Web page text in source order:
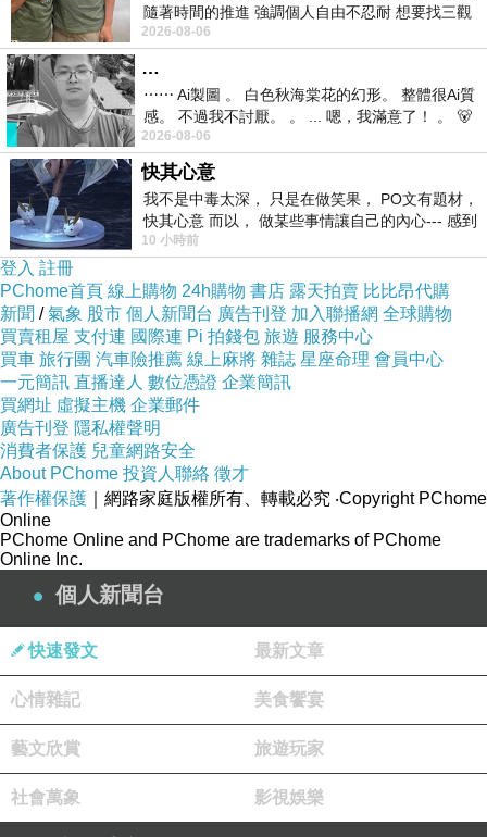
輕輕地翻動豬腳，想不到這皮這麼細嫩，不小心
的被我劃開啦!
店家招待的筍乾，風味好香，不澀吃來很嫩耶~
隨著時間的推進 強調個人自由不忍耐 想要找三觀
接近的不要說對象 連朋友都超
2026-08-06
…
⋯⋯ Ai製圖 。 白色秋海棠花的幻形。 整體很Ai質
感。 不過我不討厭。 。 ... 嗯，我滿意了！ 。 🐻
昨中
2026-08-06
快其心意
我不是中毒太深， 只是在做笑果， PO文有題材，
快其心意 而以， 做某些事情讓自己的內心--- 感到
愉快。
10 小時前
登入 註冊
PChome首頁 線上購物 24h購物 書店 露天拍賣 比比昂代購
新聞 /氣象 股市 個人新聞台 廣告刊登 加入聯播網 全球購物
買賣租屋 支付連 國際連 Pi 拍錢包 旅遊 服務中心
買車 旅行團 汽車險推薦 線上麻將 雜誌 星座命理 會員中心
一元簡訊 直播達人 數位憑證 企業簡訊
買網址 虛擬主機 企業郵件
廣告刊登 隱私權聲明
消費者保護 兒童網路安全
About PChome 投資人聯絡 徵才
著作權保護 ｜網路家庭版權所有、轉載必究 ‧Copyright PChome
Online
PChome Online and PChome are trademarks of PChome
Online Inc.
個人新聞台
快速發文 最新文章
心情雜記 美食饗宴
藝文欣賞 旅遊玩家
社會萬象 影視娛樂